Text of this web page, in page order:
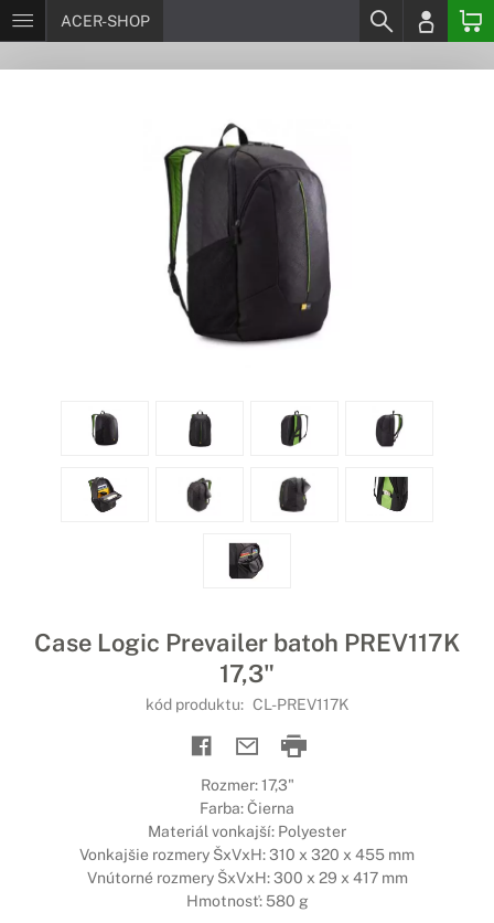
ACER-SHOP
Case Logic Prevailer batoh PREV117K
17,3"
kód produktu: CL-PREV117K
Rozmer: 17,3"
Farba: Čierna
Materiál vonkajší: Polyester
Vonkajšie rozmery ŠxVxH: 310 x 320 x 455 mm
Vnútorné rozmery ŠxVxH: 300 x 29 x 417 mm
Hmotnosť: 580 g